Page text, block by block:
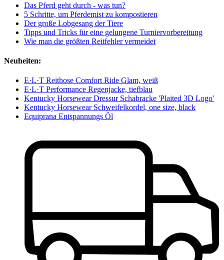
Das Pferd geht durch - was tun?
5 Schritte, um Pferdemist zu kompostieren
Der große Lobgesang der Tiere
Tipps und Tricks für eine gelungene Turniervorbereitung
Wie man die größten Reitfehler vermeidet
Neuheiten:
E·L·T Reithose Comfort Ride Glam, weiß
E·L·T Performance Regenjacke, tiefblau
Kentucky Horsewear Dressur Schabracke 'Plaited 3D Logo'
Kentucky Horsewear Schweifelkordel, one size, black
Equiprana Entspannungs Öl